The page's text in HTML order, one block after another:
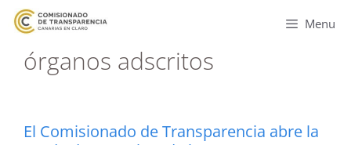
Menu
órganos adscritos
El Comisionado de Transparencia abre la